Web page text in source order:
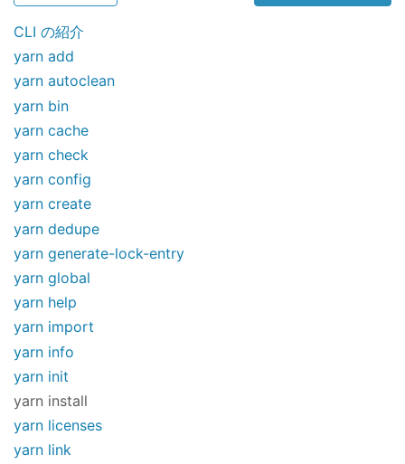
CLI の紹介
yarn add
yarn autoclean
yarn bin
yarn cache
yarn check
yarn config
yarn create
yarn dedupe
yarn generate-lock-entry
yarn global
yarn help
yarn import
yarn info
yarn init
yarn install
yarn licenses
yarn link